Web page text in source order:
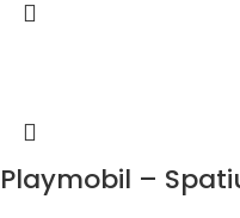
Playmobil –